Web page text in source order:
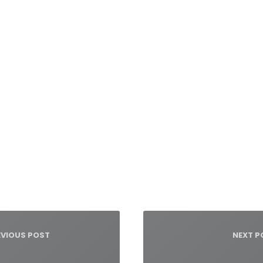
POST NEXT